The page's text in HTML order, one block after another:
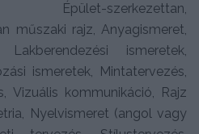
Épület-szerkezettan,
műszaki rajz, Anyagismeret,
ismeretek,
ismeretek, Mintatervezés,
Vizuális kommunikáció, Rajz
Nyelvismeret (angol vagy